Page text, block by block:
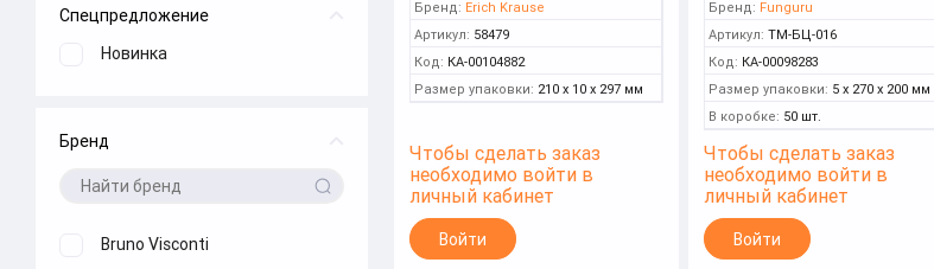
Спецпредложение
Новинка
Бренд
Bruno Visconti
Бренд: Erich Krause
Артикул: 58479
Код: КА-00104882
Размер упаковки: 210 x 10 x 297 мм
Чтобы сделать заказ
необходимо войти в
личный кабинет
Войти
Бренд: Funguru
Артикул: ТМ-БЦ-016
Код: КА-00098283
Размер упаковки: 5 x 270 x 200 мм
В коробке: 50 шт.
Чтобы сделать заказ
необходимо войти в
личный кабинет
Войти